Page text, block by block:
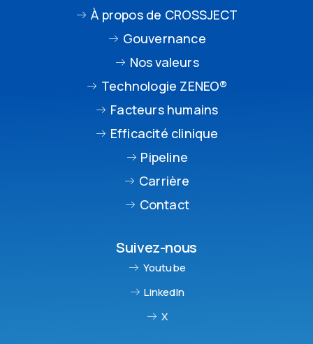
À propos de CROSSJECT
Gouvernance
Nos valeurs
Technologie ZENEO®
Facteurs humains
Efficacité clinique
Pipeline
Carrière
Contact
Suivez-nous
Youtube
LinkedIn
X